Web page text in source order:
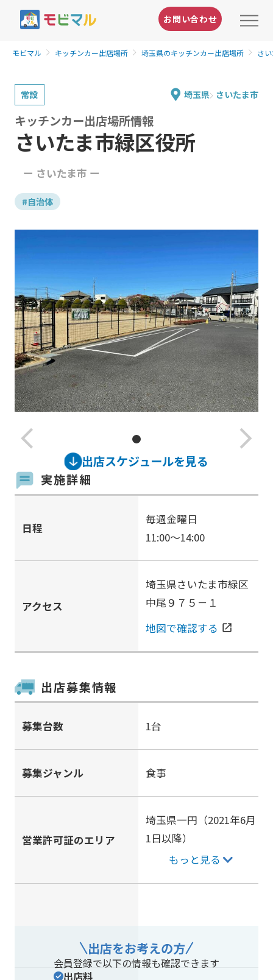
お問い合わせ
モビマル キッチンカー出店場所 埼玉県のキッチンカー出店場所 さ
常設 埼玉県 さいたま市
さいたま市緑区役所
ー さいたま市 ー
キッチンカー出店場所情報
#自治体
arrow_back_ios_new arrow_forward_ios
出店スケジュールを見る
実施詳細
日程
毎週金曜日
11:00～14:00
アクセス
埼玉県さいたま市緑区
中尾９７５－１
地図で確認する open_in_new
出店募集情報
募集台数 1台
募集ジャンル 食事
営業許可証のエリア
埼玉県一円（2021年6月
1日以降）
もっと見る
出店をお考えの方
会員登録で以下の情報も確認できます
出店料